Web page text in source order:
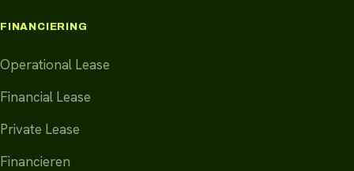
FINANCIERING
Operational Lease
Financial Lease
Private Lease
Financieren